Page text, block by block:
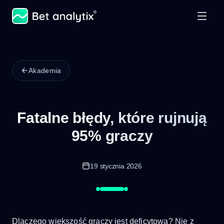
Akademia
Fatalne błędy, które rujnują
95% graczy
19 stycznia 2026
Dlaczego większość graczy jest deficytowa? Nie z